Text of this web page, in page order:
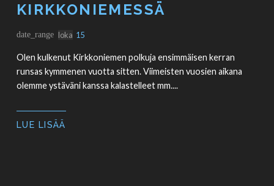
KIRKKONIEMESSÄ
date_range loka 15
Olen kulkenut Kirkkoniemen polkuja ensimmäisen kerran
runsas kymmenen vuotta sitten. Viimeisten vuosien aikana
olemme ystäväni kanssa kalastelleet mm....
LUE LISÄÄ